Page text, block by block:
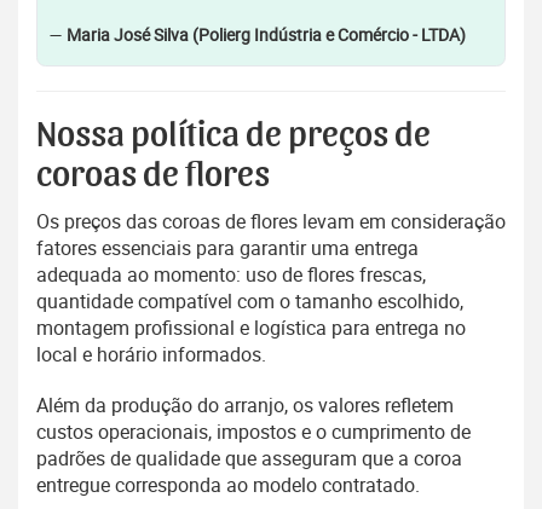
— Maria José Silva (Polierg Indústria e Comércio - LTDA)
Nossa política de preços de
coroas de flores
Os preços das coroas de flores levam em consideração
fatores essenciais para garantir uma entrega
adequada ao momento: uso de flores frescas,
quantidade compatível com o tamanho escolhido,
montagem profissional e logística para entrega no
local e horário informados.
Além da produção do arranjo, os valores refletem
custos operacionais, impostos e o cumprimento de
padrões de qualidade que asseguram que a coroa
entregue corresponda ao modelo contratado.